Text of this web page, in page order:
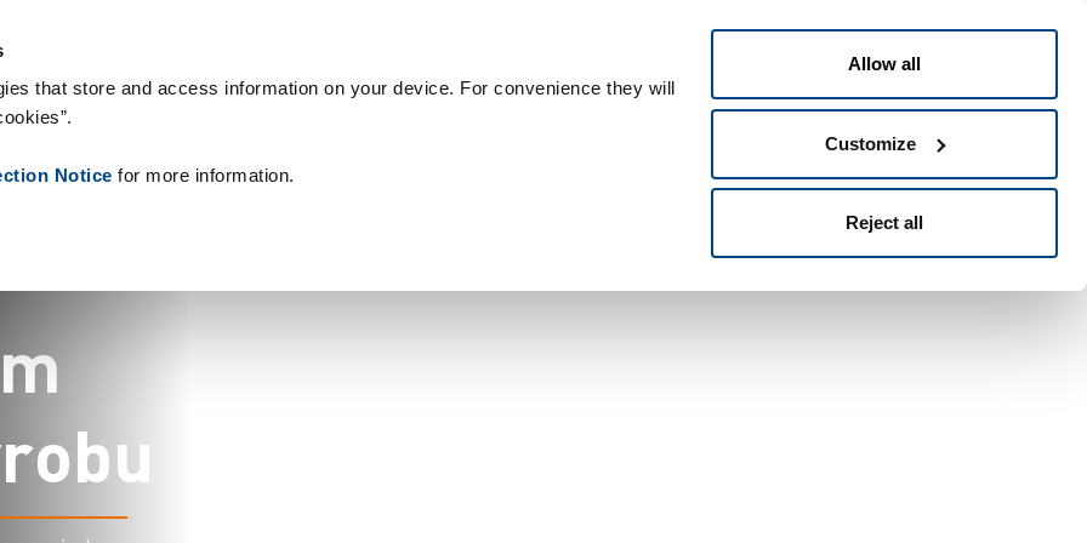
that store and access information on your device. For convenience they will
Notice for more information.
Allow all
Customize
Reject all
& Produkty
elém
m
robu